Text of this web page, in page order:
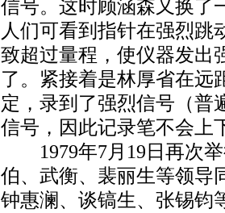
信号。这时顾涵森又换了
人们可看到指针在强烈跳
致超过量程，使仪器发出
了。紧接着是林厚省在远
定，录到了强烈信号（普
信号，因此记录笔不会上
1979年7月19日再次举
伯、武衡、裴丽生等领导
钟惠澜、谈镐生、张锡钧